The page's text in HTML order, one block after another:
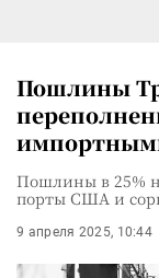
Пошлины
Пошлины в 25%
порты США и
9 апреля 2025, 10:44